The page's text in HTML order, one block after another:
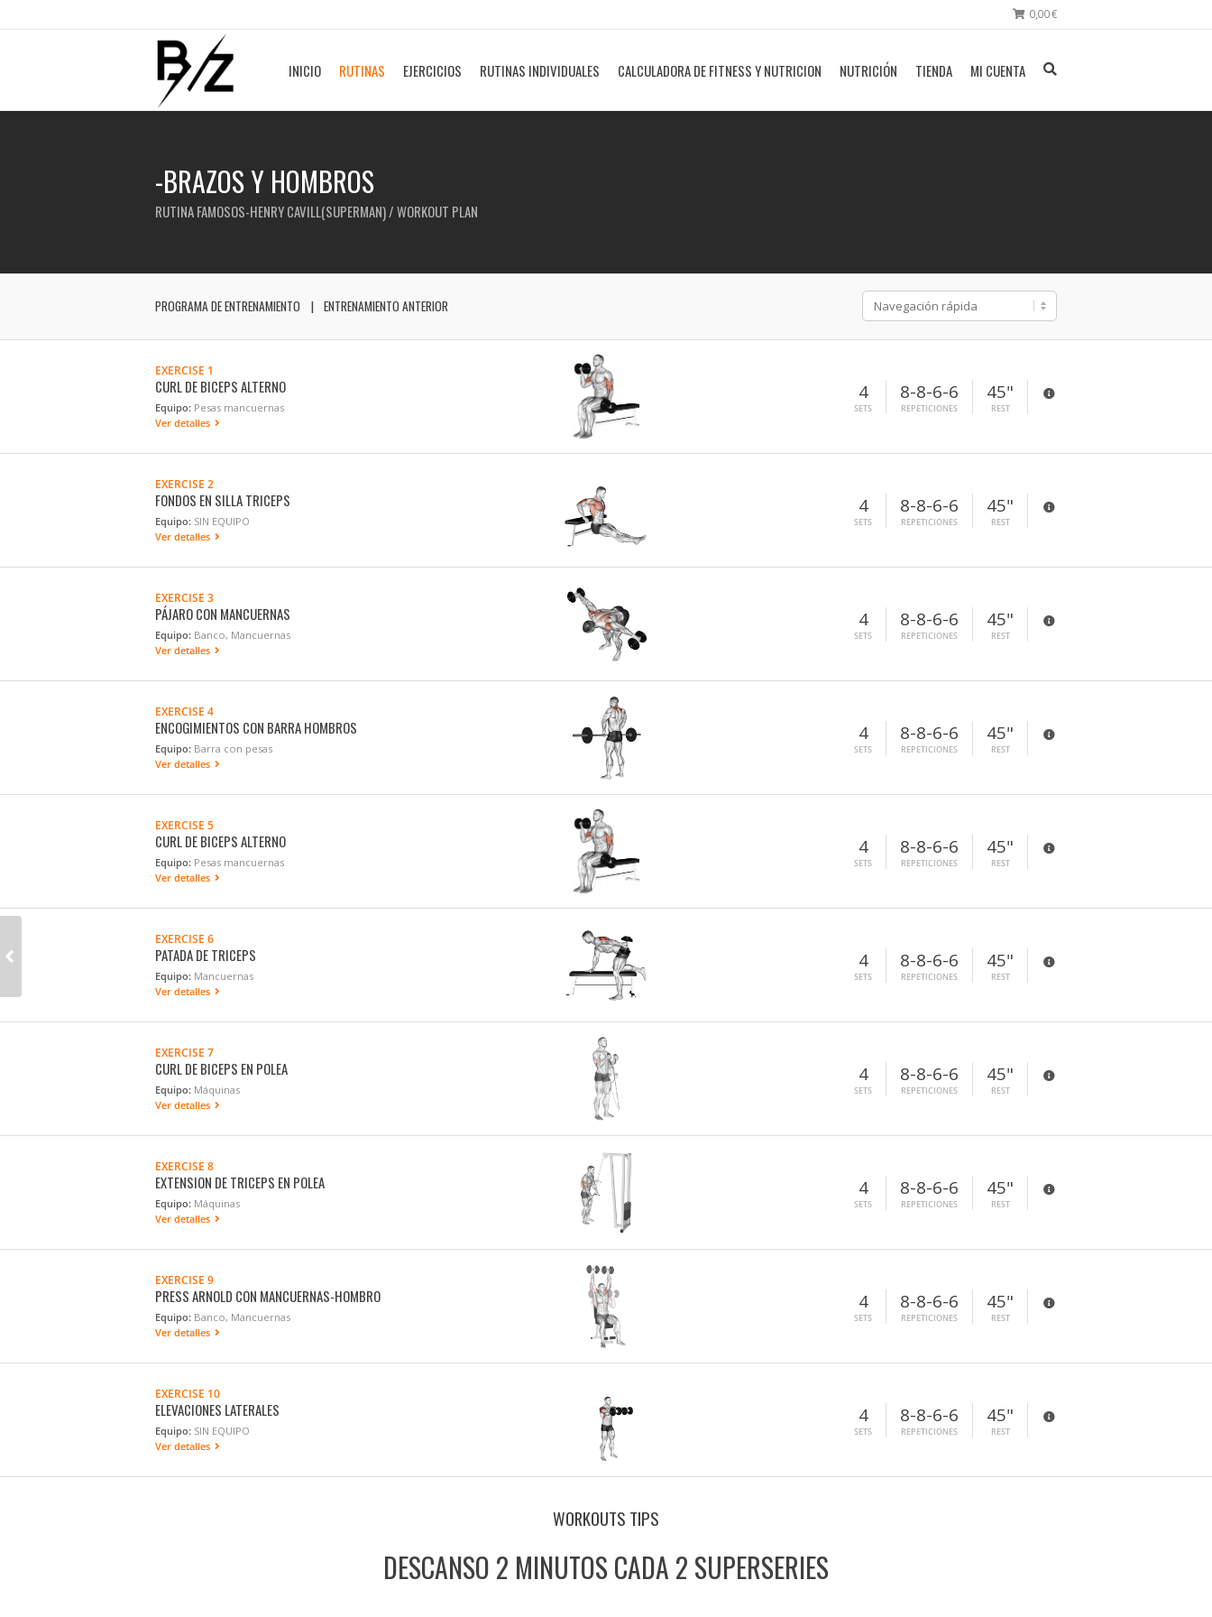
0,00€
INICIO RUTINAS EJERCICIOS RUTINAS INDIVIDUALES CALCULADORA DE FITNESS Y NUTRICION NUTRICIÓN TIENDA MI CUENTA
-BRAZOS Y HOMBROS
RUTINA FAMOSOS-HENRY CAVILL(SUPERMAN) / WORKOUT PLAN
PROGRAMA DE ENTRENAMIENTO ENTRENAMIENTO ANTERIOR
EXERCISE 1
CURL DE BICEPS ALTERNO
Equipo: Pesas mancuernas
Ver detalles
4
SETS
8-8-6-6
REPETICIONES
45"
REST
EXERCISE 2
FONDOS EN SILLA TRICEPS
Equipo: SIN EQUIPO
Ver detalles
4
SETS
8-8-6-6
REPETICIONES
45"
REST
EXERCISE 3
PÁJARO CON MANCUERNAS
Equipo: Banco, Mancuernas
Ver detalles
4
SETS
8-8-6-6
REPETICIONES
45"
REST
EXERCISE 4
ENCOGIMIENTOS CON BARRA HOMBROS
Equipo: Barra con pesas
Ver detalles
4
SETS
8-8-6-6
REPETICIONES
45"
REST
EXERCISE 5
CURL DE BICEPS ALTERNO
Equipo: Pesas mancuernas
Ver detalles
4
SETS
8-8-6-6
REPETICIONES
45"
REST
EXERCISE 6
PATADA DE TRICEPS
Equipo: Mancuernas
Ver detalles
4
SETS
8-8-6-6
REPETICIONES
45"
REST
EXERCISE 7
CURL DE BICEPS EN POLEA
Equipo: Máquinas
Ver detalles
4
SETS
8-8-6-6
REPETICIONES
45"
REST
EXERCISE 8
EXTENSION DE TRICEPS EN POLEA
Equipo: Máquinas
Ver detalles
4
SETS
8-8-6-6
REPETICIONES
45"
REST
EXERCISE 9
PRESS ARNOLD CON MANCUERNAS-HOMBRO
Equipo: Banco, Mancuernas
Ver detalles
4
SETS
8-8-6-6
REPETICIONES
45"
REST
EXERCISE 10
ELEVACIONES LATERALES
Equipo: SIN EQUIPO
Ver detalles
4
SETS
8-8-6-6
REPETICIONES
45"
REST
WORKOUTS TIPS
DESCANSO 2 MINUTOS CADA 2 SUPERSERIES